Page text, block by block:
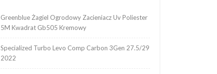
Greenblue Żagiel Ogrodowy Zacieniacz Uv Poliester
5M Kwadrat Gb505 Kremowy
Specialized Turbo Levo Comp Carbon 3Gen 27.5/29
2022